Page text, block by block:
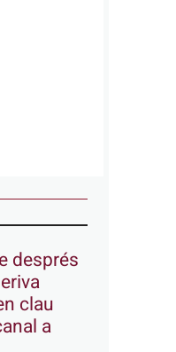
després
clau
a